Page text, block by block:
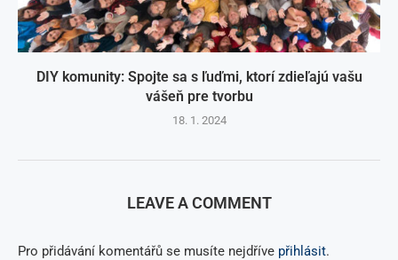
DIY komunity: Spojte sa s ľuďmi, ktorí zdieľajú vašu
vášeň pre tvorbu
18. 1. 2024
LEAVE A COMMENT
Pro přidávání komentářů se musíte nejdříve přihlásit.